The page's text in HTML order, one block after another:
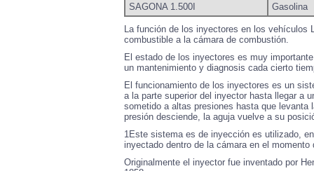
SAGONA 1.500I
Gasolina
La función de los inyectores en los vehículos
combustible a la cámara de combustión.
El estado de los inyectores es muy
un mantenimiento y diagnosis cada cierto
El funcionamiento de los inyectores es un
a la parte superior del inyector hasta llegar a
sometido a altas presiones hasta que
presión desciende, la aguja vuelve a su
1Este sistema es de inyección es utilizado,
inyectado dentro de la cámara en el momento
Originalmente el inyector fue inventado por